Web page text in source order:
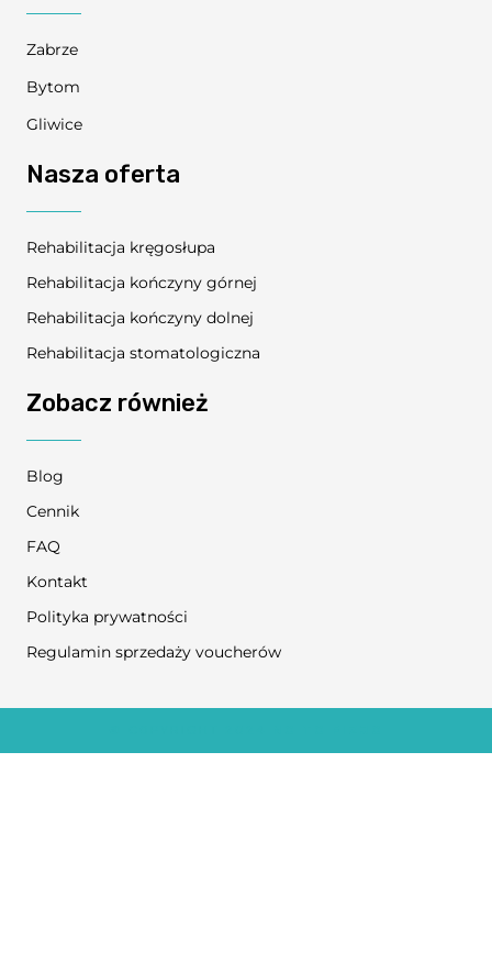
Zabrze
Bytom
Gliwice
Nasza oferta
Rehabilitacja kręgosłupa
Rehabilitacja kończyny górnej
Rehabilitacja kończyny dolnej
Rehabilitacja stomatologiczna
Zobacz również
Blog
Cennik
FAQ
Kontakt
Polityka prywatności
Regulamin sprzedaży voucherów